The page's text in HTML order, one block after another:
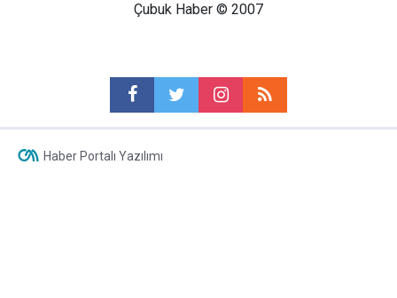
Çubuk Haber © 2007
Haber Portalı Yazılımı